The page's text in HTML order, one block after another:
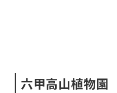
六甲高山植物園